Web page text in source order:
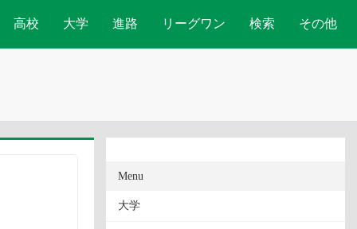
高校 大学 進路 リーグワン 検索 その他
Menu
大学